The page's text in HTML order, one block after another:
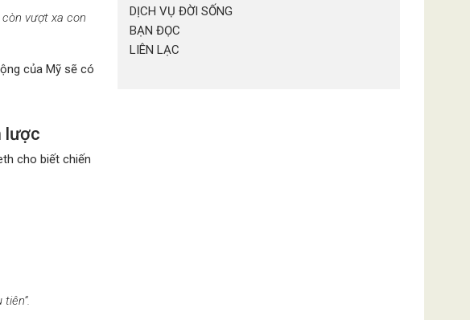
vượt xa con
của Mỹ sẽ có
lược
cho biết chiến
DỊCH VỤ ĐỜI SỐNG
BẠN ĐỌC
LIÊN LẠC